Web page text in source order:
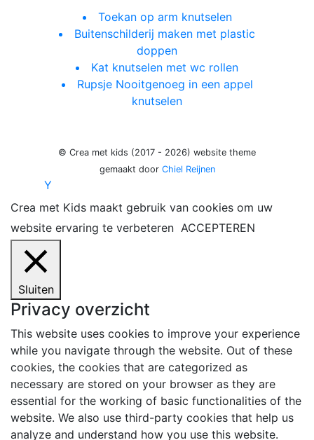
Toekan op arm knutselen
Buitenschilderij maken met plastic
doppen
Kat knutselen met wc rollen
Rupsje Nooitgenoeg in een appel
knutselen
© Crea met kids (2017 - 2026) website theme
gemaakt door Chiel Reijnen
Y
Crea met Kids maakt gebruik van cookies om uw
website ervaring te verbeteren ACCEPTEREN
Sluiten
Privacy overzicht
This website uses cookies to improve your experience
while you navigate through the website. Out of these
cookies, the cookies that are categorized as
necessary are stored on your browser as they are
essential for the working of basic functionalities of the
website. We also use third-party cookies that help us
analyze and understand how you use this website.